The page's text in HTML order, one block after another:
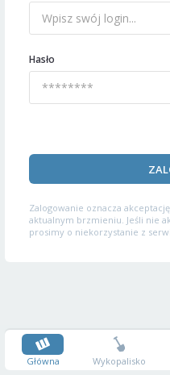
Hasło
Zalogowanie oznacza akceptację
aktualnym brzmieniu. Jeśli nie
prosimy o niekorzystanie z
Główna Wykopalisko